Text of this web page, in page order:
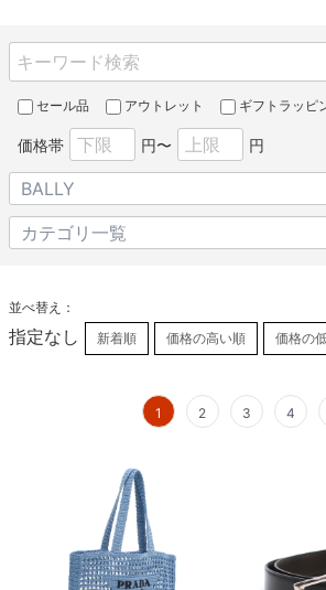
セール品 アウトレット ギフトラッピ
価格帯 円〜 円
並べ替え：
指定なし 新着順 価格の高い順 価格の
1 2 3 4